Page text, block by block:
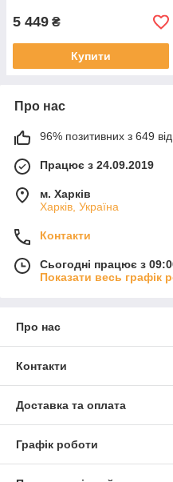
5 449 ₴
Купити
Про нас
96% позитивних з 649
Працює з 24.09.2019
м. Харків
Харків, Україна
Контакти
Сьогодні працює з
Показати весь графік
Про нас
Контакти
Доставка та оплата
Графік роботи